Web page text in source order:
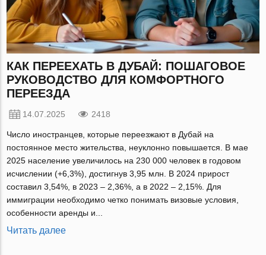
КАК ПЕРЕЕХАТЬ В ДУБАЙ: ПОШАГОВОЕ
РУКОВОДСТВО ДЛЯ КОМФОРТНОГО
ПЕРЕЕЗДА
14.07.2025 2418
Число иностранцев, которые переезжают в Дубай на
постоянное место жительства, неуклонно повышается. В мае
2025 население увеличилось на 230 000 человек в годовом
исчислении (+6,3%), достигнув 3,95 млн. В 2024 прирост
составил 3,54%, в 2023 – 2,36%, а в 2022 – 2,15%. Для
иммиграции необходимо четко понимать визовые условия,
особенности аренды и...
Читать далее